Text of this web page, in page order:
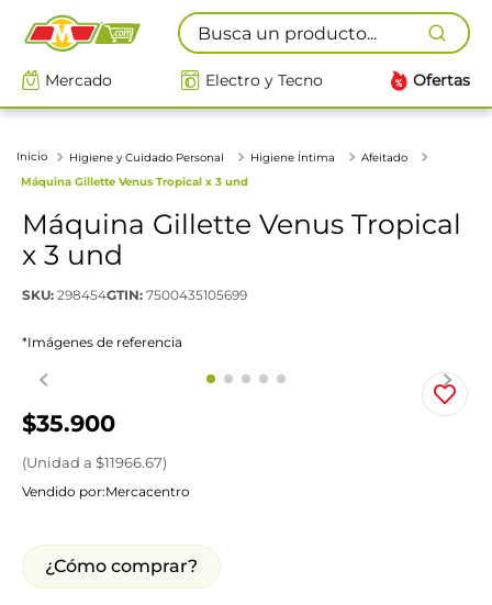
Busca un producto...
Mercado Electro y Tecno Ofertas
Higiene y Cuidado Personal Higiene Íntima
Afeitado
Máquina Gillette Venus Tropical x 3 und
Máquina Gillette Venus Tropical
x 3 und
SKU: 298454GTIN: 7500435105699
*Imágenes de referencia
$35.900
(Unidad a $11966.67)
Vendido por:Mercacentro
¿Cómo comprar?